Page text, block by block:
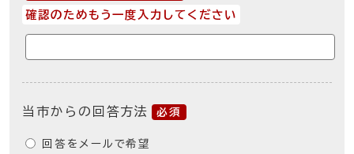
確認のためもう一度入力してください
当市からの回答方法 必須
回答をメールで希望